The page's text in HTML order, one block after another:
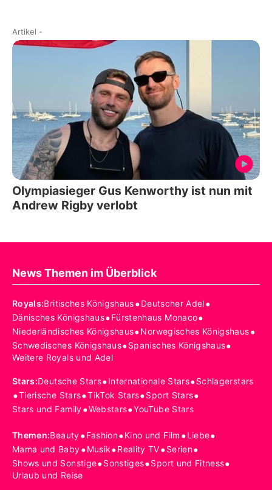
Artikel -
Olympiasieger Gus Kenworthy ist nun mit
Andrew Rigby verlobt
News Themen im Überblick
Royals:Britisches Königshaus•Deutscher Adel•
Dänisches Königshaus•Fürstenhaus Monaco•
Niederländisches Königshaus•Norwegisches Königshaus•
Schwedisches Königshaus•Spanisches Königshaus•
Weitere Royals und Adel
Stars:Deutsche Stars•Internationale Stars•Schlagerstars
•Tierische Stars•TikTok Stars•Sport Stars•
Stars und Family•Webstars•YouTube Stars
Themen:Beauty•Fashion•Kino und Film •Liebe•
Mama und Baby•Musik•Reality TV•Serien•
Shows und Sonstige•Sonstiges•Sport und Fitness•
Urlaub und Reise